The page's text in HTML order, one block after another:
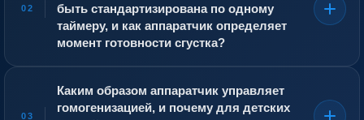
чего продукт фасуется и отправляется потребителю. В
производстве кисломолочных продуктов и детских
смесей к этому добавляется управляемая
заквасочные культуры и создаёт им оптимальные
условия для размножения — температуру и время
02
быть стандартизирована по одному
таймеру, и как аппаратчик определяет
момент готовности сгустка?
также зависит от состава молока, которое меняется по
сезонам. Если ориентироваться только на заданное
03
Каким образом аппаратчик управляет
гомогенизацией, и почему для детских